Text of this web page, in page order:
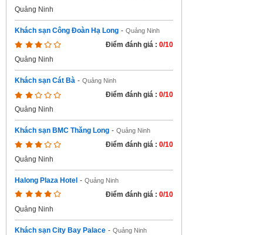
Quảng Ninh
Khách sạn Công Đoàn Hạ Long - Quảng Ninh
Điểm đánh giá : 0/10
Quảng Ninh
Khách sạn Cát Bà - Quảng Ninh
Điểm đánh giá : 0/10
Quảng Ninh
Khách sạn BMC Thăng Long - Quảng Ninh
Điểm đánh giá : 0/10
Quảng Ninh
Halong Plaza Hotel - Quảng Ninh
Điểm đánh giá : 0/10
Quảng Ninh
Khách sạn City Bay Palace - Quảng Ninh